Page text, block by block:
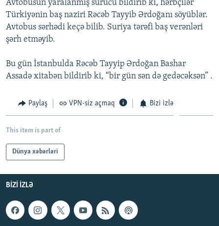
İNFOQRAFIKA
KARIKATURA
AZƏRBAYCAN ƏDƏBIYYATI KITABXANASI
İSLAM VƏ DEMOKRATIYA
MISSIYAMIZ
PEŞƏ ETIKASI VƏ JURNALISTIKA STANDARTLARIMIZ
AZADLIQRADIOSU MOBIL TELEFONUNUZDA
XƏBƏR BÜLLETENLƏRIMIZ
BIZI IZLƏ
RFE/RL-in bütün saytları
Avtobusun yaralanmış sürücü bildirib ki, hərbçilər
Türkiyənin baş naziri Rəcəb Tayyib Ərdoğanı söyüblər.
Avtobus sərhədi keçə bilib. Suriya tərəfi baş verənləri
şərh etməyib.
Bu gün İstanbulda Rəcəb Tayyip Ərdoğan Bashar
Assadə xitabən bildirib ki, “bir gün sən də gedəcəksən” .
Paylaş VPN-siz açmaq Bizi izlə
This item is part of
Dünya xəbərləri
BIZI IZLƏ